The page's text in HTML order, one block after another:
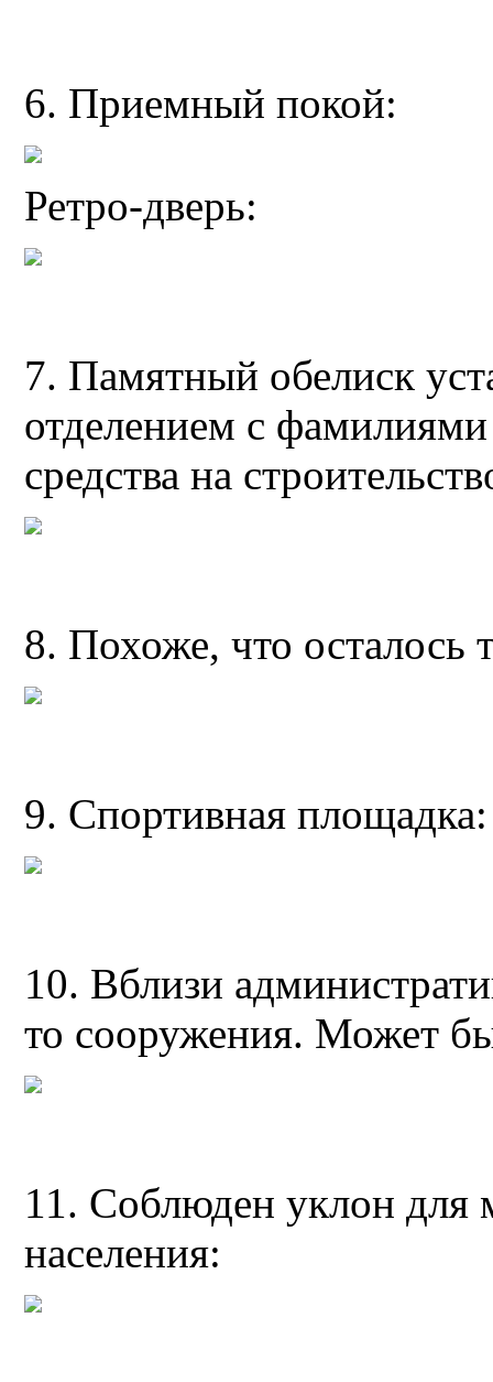
6. Приемный покой:
Ретро-дверь:
7. Памятный обелиск
отделением с
средства на
8. Похоже, что осталось
9. Спортивная площадка:
10. Вблизи
то сооружения. Может
11. Соблюден уклон для
населения: